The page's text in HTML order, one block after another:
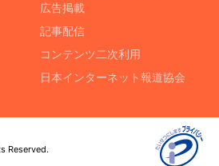
広告掲載
記事配信
コンテンツ二次利用
日本インターネット報道協会
Reserved.